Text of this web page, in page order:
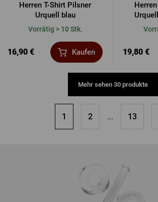
Herren T-Shirt Pilsner
Urquell blau
Vorrätig > 10 Stk.
16,90 € Kaufen 19,80 €
Mehr sehen 30 produkte
1 2 ... 13